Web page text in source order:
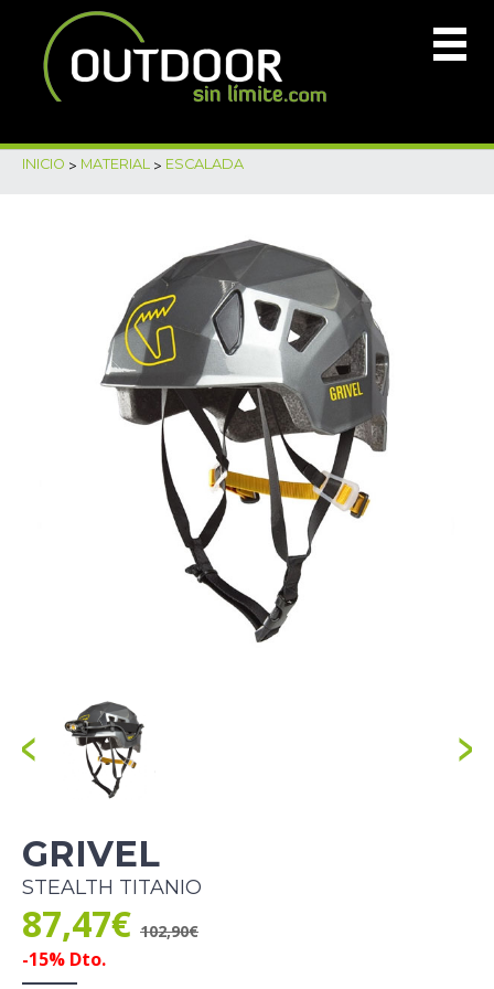
INICIO > MATERIAL > ESCALADA
GRIVEL
STEALTH TITANIO
87,47€ 102,90€
-15% Dto.